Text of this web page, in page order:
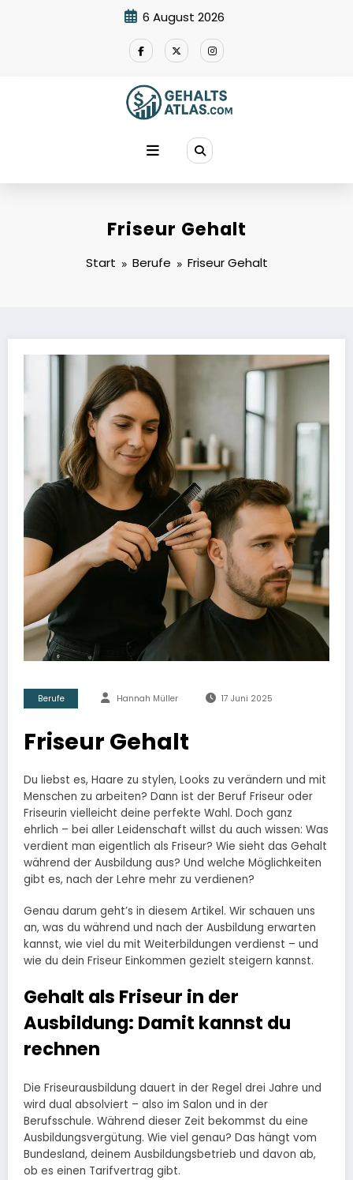
6 August 2026
Friseur Gehalt
Start Berufe Friseur Gehalt
Berufe Hannah Müller 17 Juni 2025
Friseur Gehalt
Du liebst es, Haare zu stylen, Looks zu verändern und mit
Menschen zu arbeiten? Dann ist der Beruf Friseur oder
Friseurin vielleicht deine perfekte Wahl. Doch ganz
ehrlich – bei aller Leidenschaft willst du auch wissen: Was
verdient man eigentlich als Friseur? Wie sieht das Gehalt
während der Ausbildung aus? Und welche Möglichkeiten
gibt es, nach der Lehre mehr zu verdienen?
Genau darum geht’s in diesem Artikel. Wir schauen uns
an, was du während und nach der Ausbildung erwarten
kannst, wie viel du mit Weiterbildungen verdienst – und
wie du dein Friseur Einkommen gezielt steigern kannst.
Gehalt als Friseur in der
Ausbildung: Damit kannst du
rechnen
Die Friseurausbildung dauert in der Regel drei Jahre und
wird dual absolviert – also im Salon und in der
Berufsschule. Während dieser Zeit bekommst du eine
Ausbildungsvergütung. Wie viel genau? Das hängt vom
Bundesland, deinem Ausbildungsbetrieb und davon ab,
ob es einen Tarifvertrag gibt.